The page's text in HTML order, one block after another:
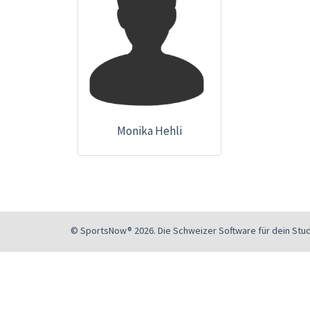
Monika Hehli
© SportsNow® 2026. Die Schweizer Software für dein